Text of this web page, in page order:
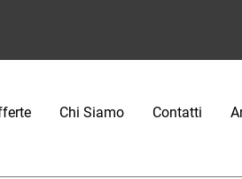
Chi Siamo Contatti